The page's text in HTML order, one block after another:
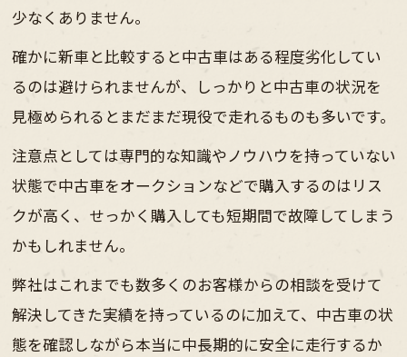
少なくありません。
確かに新車と比較すると中古車はある程度劣化してい
るのは避けられませんが、しっかりと中古車の状況を
見極められるとまだまだ現役で走れるものも多いです。
注意点としては専門的な知識やノウハウを持っていない
状態で中古車をオークションなどで購入するのはリス
クが高く、せっかく購入しても短期間で故障してしまう
かもしれません。
弊社はこれまでも数多くのお客様からの相談を受けて
解決してきた実績を持っているのに加えて、中古車の状
態を確認しながら本当に中長期的に安全に走行するか